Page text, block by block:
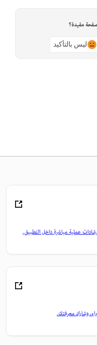
مفيدة؟
ليس بالتأكيد
عملية مباشرة داخل التطبيق.
وشارك معرفتك.